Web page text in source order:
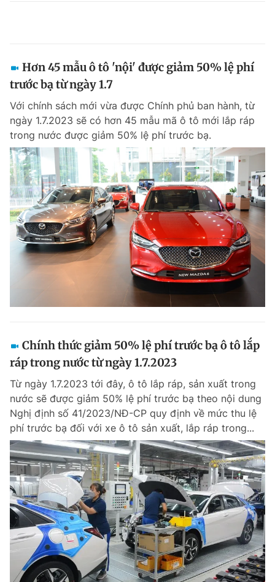
Hơn 45 mẫu ô tô 'nội' được giảm 50% lệ phí
trước bạ từ ngày 1.7
Với chính sách mới vừa được Chính phủ ban hành, từ
ngày 1.7.2023 sẽ có hơn 45 mẫu mã ô tô mới lắp ráp
trong nước được giảm 50% lệ phí trước bạ.
Chính thức giảm 50% lệ phí trước bạ ô tô lắp
ráp trong nước từ ngày 1.7.2023
Từ ngày 1.7.2023 tới đây, ô tô lắp ráp, sản xuất trong
nước sẽ được giảm 50% lệ phí trước bạ theo nội dung
Nghị định số 41/2023/NĐ-CP quy định về mức thu lệ
phí trước bạ đối với xe ô tô sản xuất, lắp ráp trong...